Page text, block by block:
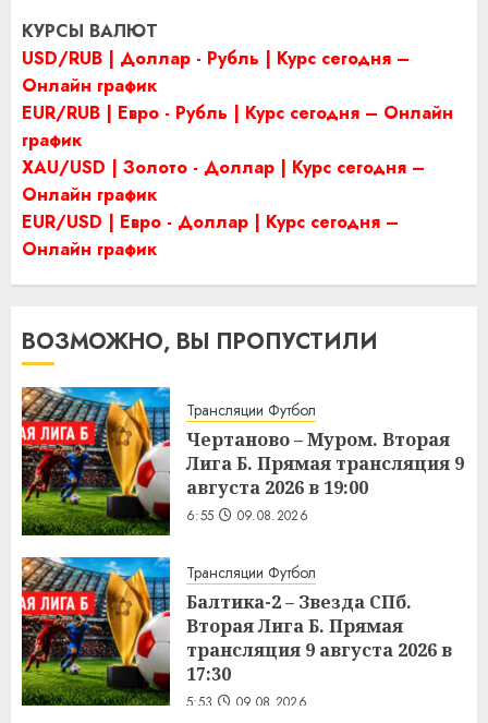
КУРСЫ ВАЛЮТ
USD/RUB | Доллар - Рубль | Курс сегодня –
Онлайн график
EUR/RUB | Евро - Рубль | Курс сегодня – Онлайн
график
XAU/USD | Золото - Доллар | Курс сегодня –
Онлайн график
EUR/USD | Евро - Доллар | Курс сегодня –
Онлайн график
ВОЗМОЖНО, ВЫ ПРОПУСТИЛИ
Трансляции Футбол
Чертаново – Муром. Вторая
Лига Б. Прямая трансляция 9
августа 2026 в 19:00
6:55 09.08.2026
Трансляции Футбол
Балтика-2 – Звезда СПб.
Вторая Лига Б. Прямая
трансляция 9 августа 2026 в
17:30
5:53 09.08.2026